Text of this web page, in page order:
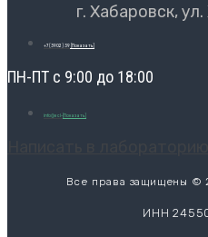
г. Хабаровск,
+7 (3902) 39 [Показать]
ПН-ПТ с 9:00 до 18:00
info@ecl- [Показать]
Все права защищены ©
ИНН